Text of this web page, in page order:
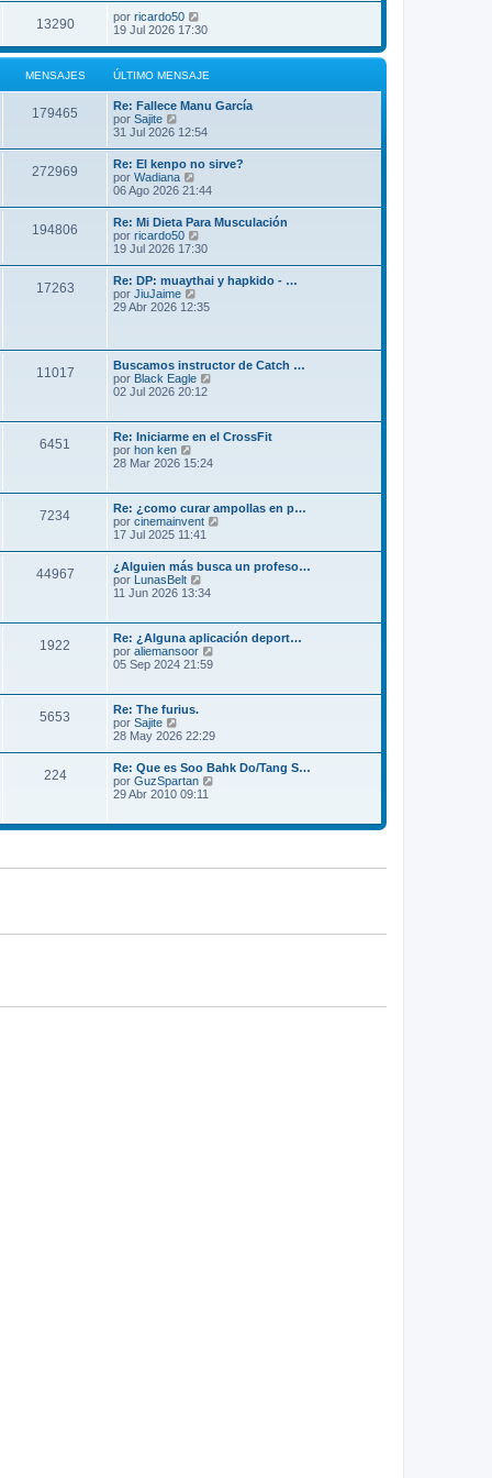
13290 por ricardo50
19 Jul 2026 17:30
MENSAJES ÚLTIMO MENSAJE
179465
Re: Fallece Manu García
por Sajite
e
l
t
i
m
o
m
e
n
s
a
j
e
31 Jul 2026 12:54
272969
Re: El kenpo no sirve?
por Wadiana
e
l
t
i
m
o
e
a
j
e
06 Ago 2026 21:44
194806
Re: Mi Dieta Para Musculación
por ricardo50
e
l
t
i
m
e
n
s
j
e
19 Jul 2026 17:30
17263
Re: DP: muaythai y hapkido - …
por JiuJaime
e
i
m
o
e
n
a
e
29 Abr 2026 12:35
11017
Buscamos instructor de Catch …
por Black Eagle
t
m
m
e
n
a
j
e
02 Jul 2026 20:12
6451
Re: Iniciarme en el CrossFit
por hon ken
e
t
i
m
o
m
e
n
a
j
e
28 Mar 2026 15:24
7234
Re: ¿como curar ampollas en p…
por cinemainvent
l
o
m
a
17 Jul 2025 11:41
44967
¿Alguien más busca un profeso…
por LunasBelt
e
l
t
i
m
m
s
a
e
11 Jun 2026 13:34
1922
Re: ¿Alguna aplicación deport…
por aliemansoor
m
o
m
a
j
05 Sep 2024 21:59
5653
Re: The furius.
por Sajite
e
ú
l
t
i
o
n
28 May 2026 22:29
224
Re: Que es Soo Bahk Do/Tang S…
por GuzSpartan
l
m
s
29 Abr 2010 09:11